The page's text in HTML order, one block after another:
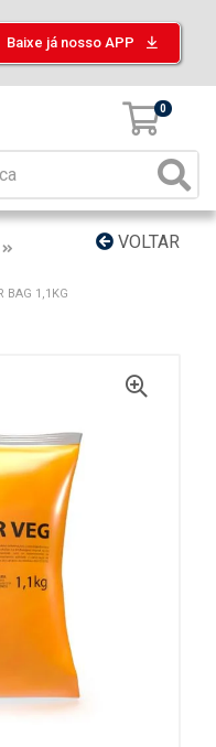
Baixe já nosso APP
0
VOLTAR
BAG 1,1KG